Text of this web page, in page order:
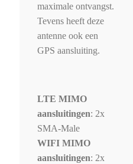
maximale ontvangst.
Tevens heeft deze
antenne ook een
GPS aansluiting.
LTE MIMO
aansluitingen: 2x
SMA-Male
WIFI MIMO
aansluitingen: 2x